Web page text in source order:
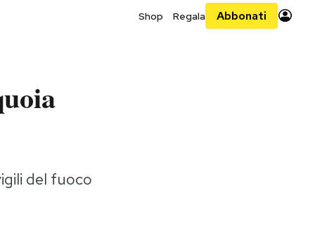
Shop Regala Abbonati
del fuoco